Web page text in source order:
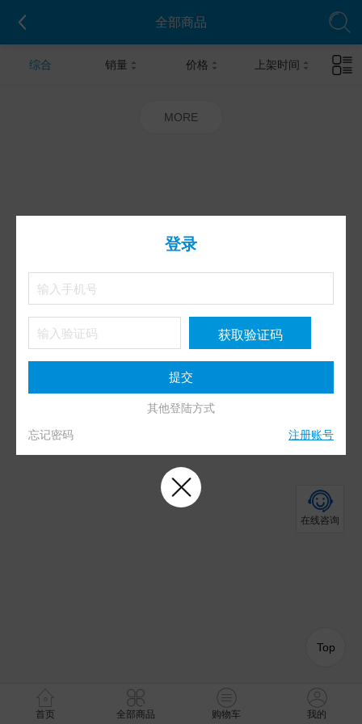
全部商品
综合 销量 价格 上架时间
Top
MORE
登录
其他登陆方式
注册账号
忘记密码
首页 全部商品 购物车 我的
在线咨询